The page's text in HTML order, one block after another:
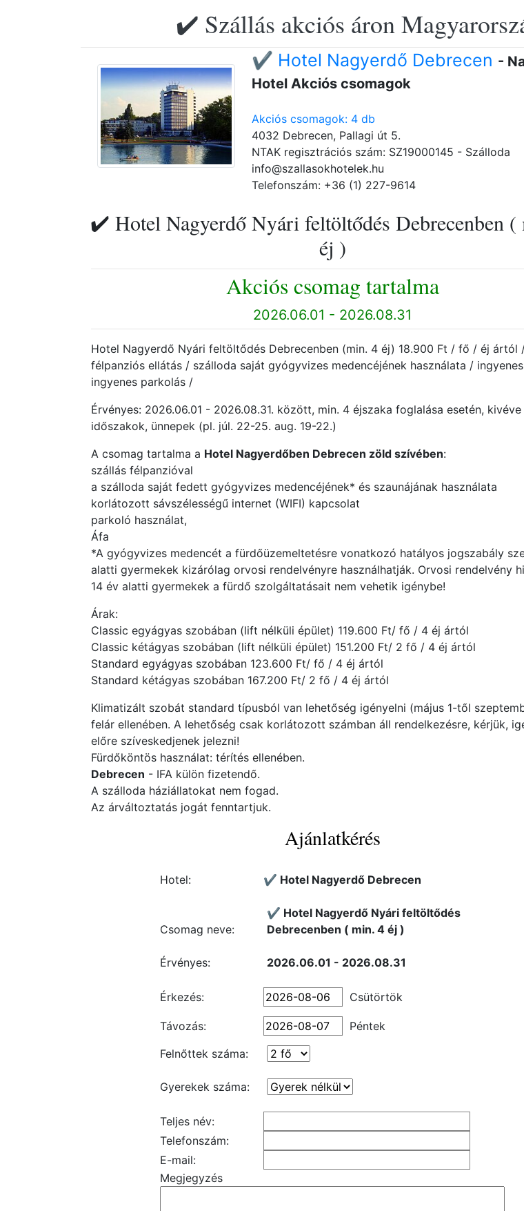
✔️ Szállás akciós áron
✔️ Hotel Nagyerdő Debrecen -
Hotel Akciós csomagok
Akciós csomagok: 4 db
4032 Debrecen, Pallagi út 5.
NTAK regisztrációs szám: SZ19000145 - Szálloda
info@szallasokhotelek.hu
Telefonszám: +36 (1) 227-9614
✔️ Hotel Nagyerdő Nyári feltöltődés Debrecenben (
éj )
Akciós csomag tartalma
2026.06.01 - 2026.08.31
Hotel Nagyerdő Nyári feltöltődés Debrecenben (min. 4 éj) 18.900 Ft / fő / éj ártól
félpanziós ellátás / szálloda saját gyógyvizes medencéjének használata /
ingyenes parkolás /
Érvényes: 2026.06.01 - 2026.08.31. között, min. 4 éjszaka foglalása esetén,
időszakok, ünnepek (pl. júl. 22-25. aug. 19-22.)
A csomag tartalma a Hotel Nagyerdőben Debrecen zöld szívében:
szállás félpanzióval
a szálloda saját fedett gyógyvizes medencéjének* és szaunájának használata
korlátozott sávszélességű internet (WIFI) kapcsolat
parkoló használat,
Áfa
*A gyógyvizes medencét a fürdőüzemeltetésre vonatkozó hatályos jogszabály
alatti gyermekek kizárólag orvosi rendelvényre használhatják. Orvosi rendelvény
14 év alatti gyermekek a fürdő szolgáltatásait nem vehetik igénybe!
Árak:
Classic egyágyas szobában (lift nélküli épület) 119.600 Ft/ fő / 4 éj ártól
Classic kétágyas szobában (lift nélküli épület) 151.200 Ft/ 2 fő / 4 éj ártól
Standard egyágyas szobában 123.600 Ft/ fő / 4 éj ártól
Standard kétágyas szobában 167.200 Ft/ 2 fő / 4 éj ártól
Klimatizált szobát standard típusból van lehetőség igényelni (május 1-től
felár ellenében. A lehetőség csak korlátozott számban áll rendelkezésre, kérjük,
előre szíveskedjenek jelezni!
Fürdőköntös használat: térítés ellenében.
Debrecen - IFA külön fizetendő.
A szálloda háziállatokat nem fogad.
Az árváltoztatás jogát fenntartjuk.
Ajánlatkérés
Hotel: ✔️ Hotel Nagyerdő Debrecen
Csomag neve:
✔️ Hotel Nagyerdő Nyári feltöltődés
Debrecenben ( min. 4 éj )
Érvényes: 2026.06.01 - 2026.08.31
Érkezés: Csütörtök
Távozás:
Péntek
Felnőttek száma:
Gyerekek száma:
Teljes név:
Telefonszám:
E-mail:
Megjegyzés